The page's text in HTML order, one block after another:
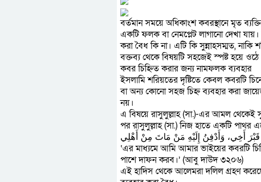
বর্তমান সময়ে অধিকাংশ কবরস্থানে মৃত
একটি ফলক বা নেমপ্লেট লাগানো দেখা
করা বৈধ কি না। এটি কি সুন্নাহসম্মত,
বক্তব্য থেকে বিষয়টি সহজেই স্পষ্ট হয়ে
কবর চিহ্নিত করার জন্য নামফলক ব্যবহার
ইসলামি শরিয়তের দৃষ্টিতে কেবল কবরটি
বা অন্য কোনো সহজ চিহ্ন ব্যবহার করা
নয়।
এ বিষয়ে রাসুলুল্লাহ (সা.)-এর আমল থেকেই
পর রাসুলুল্লাহ (সা.) নিজ হাতে একটি পাথর
قَبْرَ أَخِي، وَأَدْفِنُ إِلَيْهِ مَنْ مَاتَ مِنْ أَهْلِي
‘এর মাধ্যমে আমি আমার ভাইয়ের কবরটি
পাশে দাফন করব।’ (আবু দাউদ ৩২০৬)
এই হাদিস থেকে আলেমরা দলিল গ্রহণ